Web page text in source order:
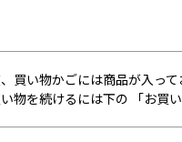
買い物かごには商品が入って
物を続けるには下の 「お買